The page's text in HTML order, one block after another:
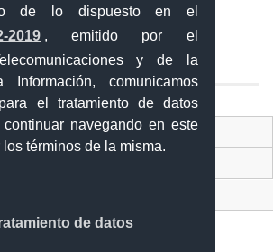
de lo dispuesto en el
2019 , emitido por el
y de la
comunicamos
el tratamiento de datos
navegando en este
términos de la misma.
de datos
Ciudadano Digital